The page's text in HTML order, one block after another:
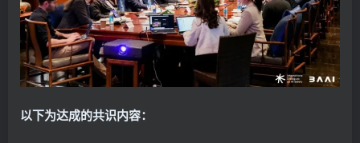
以下为达成的共识内容：